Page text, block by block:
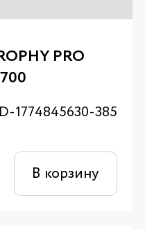
PRO
1774845630-385
В корзину